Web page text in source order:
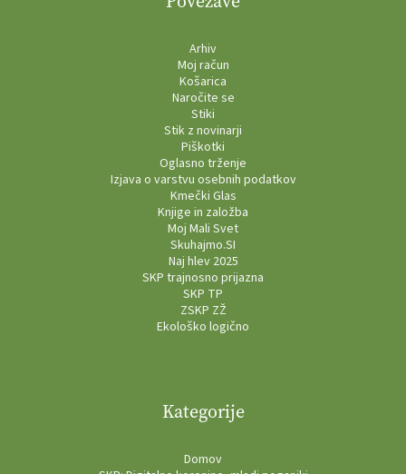
Arhiv
Moj račun
Košarica
Naročite se
Stiki
Stik z novinarji
Piškotki
Oglasno trženje
Izjava o varstvu osebnih podatkov
Kmečki Glas
Knjige in založba
Moj Mali Svet
Skuhajmo.SI
Naj hlev 2025
SKP trajnosno prijazna
SKP TP
ZSKP ZŽ
Ekološko logično
Kategorije
Domov